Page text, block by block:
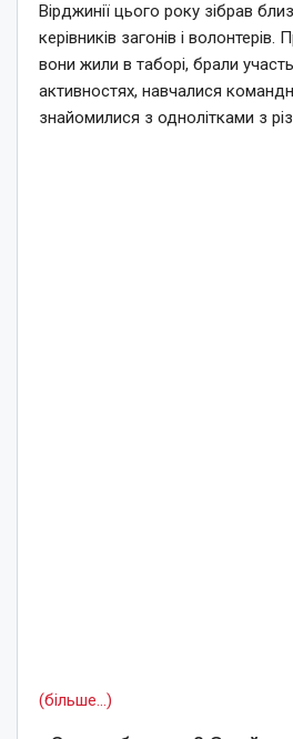
Вірджинії цього року зібрав
керівників загонів і
вони жили в таборі, брали
активностях, навчалися
знайомилися з однолітками з
(більше…)